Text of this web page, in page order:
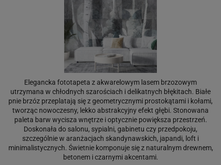
Elegancka fototapeta z akwarelowym lasem brzozowym
utrzymana w chłodnych szarościach i delikatnych błękitach. Białe
pnie brzóz przeplatają się z geometrycznymi prostokątami i kołami,
tworząc nowoczesny, lekko abstrakcyjny efekt głębi. Stonowana
paleta barw wycisza wnętrze i optycznie powiększa przestrzeń.
Doskonała do salonu, sypialni, gabinetu czy przedpokoju,
szczególnie w aranżacjach skandynawskich, japandi, loft i
minimalistycznych. Świetnie komponuje się z naturalnym drewnem,
betonem i czarnymi akcentami.